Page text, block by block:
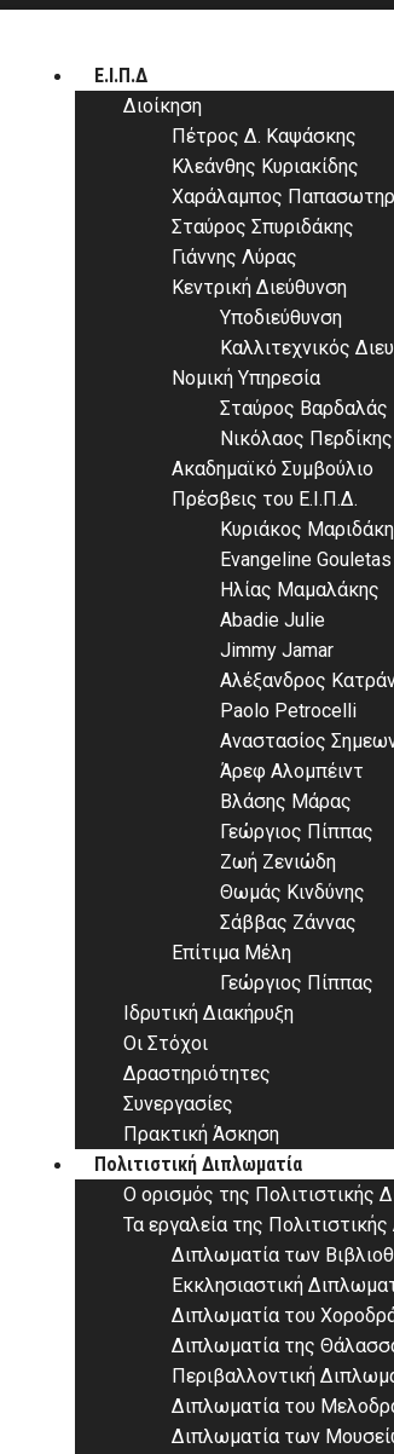
Ε.Ι.Π.Δ
Διοίκηση
Πέτρος Δ. Καψάσκης
Κλεάνθης Κυριακίδης
Χαράλαμπος
Σταύρος Σπυριδάκης
Γιάννης Λύρας
Κεντρική Διεύθυνση
Υποδιεύθυνση
Καλλιτεχνικός
Νομική Υπηρεσία
Σταύρος Βαρδαλάς
Νικόλαος Περδίκης
Ακαδημαϊκό Συμβούλιο
Πρέσβεις του Ε.Ι.Π.Δ.
Κυριάκος
Evangeline Gouletas
Ηλίας Μαμαλάκης
Abadie Julie
Jimmy Jamar
Αλέξανδρος
Paolo Petrocelli
Αναστασίος
Άρεφ Αλομπέιντ
Βλάσης Μάρας
Γεώργιος Πίππας
Ζωή Ζενιώδη
Θωμάς Κινδύνης
Σάββας Ζάννας
Επίτιμα Μέλη
Γεώργιος Πίππας
Ιδρυτική Διακήρυξη
Οι Στόχοι
Δραστηριότητες
Συνεργασίες
Πρακτική Άσκηση
Πολιτιστική Διπλωματία
Ο ορισμός της Πολιτιστικής
Τα εργαλεία της
Διπλωματία των
Εκκλησιαστική
Διπλωματία του
Διπλωματία της
Περιβαλλοντική
Διπλωματία του
Διπλωματία των